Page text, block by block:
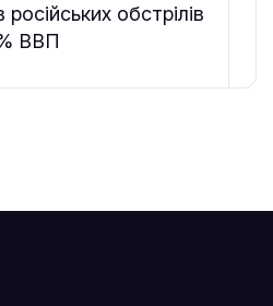
обстрілів
ВВП